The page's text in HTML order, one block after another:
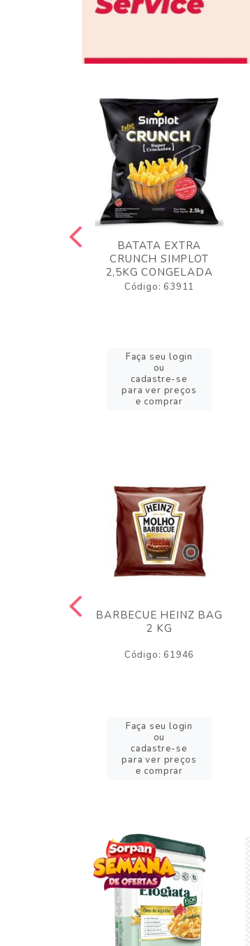
BATATA EXTRA
CRUNCH SIMPLOT
2,5KG CONGELADA
Código: 63911
Faça seu login
ou
cadastre-se
para ver preços
e comprar
BARBECUE HEINZ BAG
2 KG
Código: 61946
Faça seu login
ou
cadastre-se
para ver preços
e comprar